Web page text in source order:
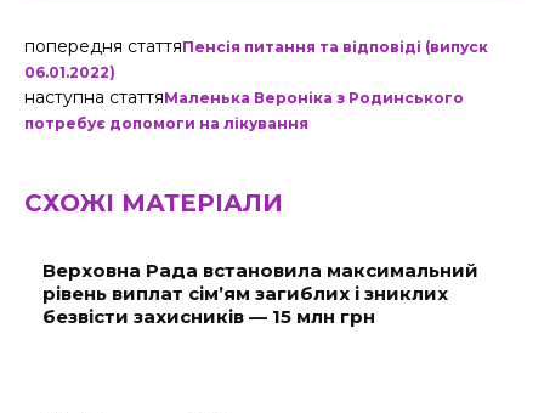
попередня статтяПенсія питання та відповіді (випуск
06.01.2022)
наступна статтяМаленька Вероніка з Родинського
потребує допомоги на лікування
СХОЖІ МАТЕРІАЛИ
Верховна Рада встановила максимальний
рівень виплат сім’ям загиблих і зниклих
безвісти захисників — 15 млн грн